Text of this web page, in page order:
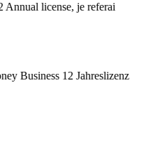
license, je referai
Business 12 Jahreslizenz